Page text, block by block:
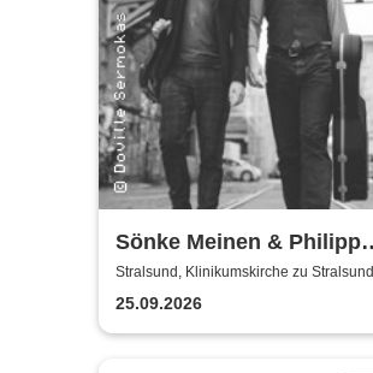
Sönke Meinen & Philipp
Wiechert | Konzert in
Klinikumskirche Strasund
Stralsund, Klinikumskirche zu Stralsund
25.09.2026